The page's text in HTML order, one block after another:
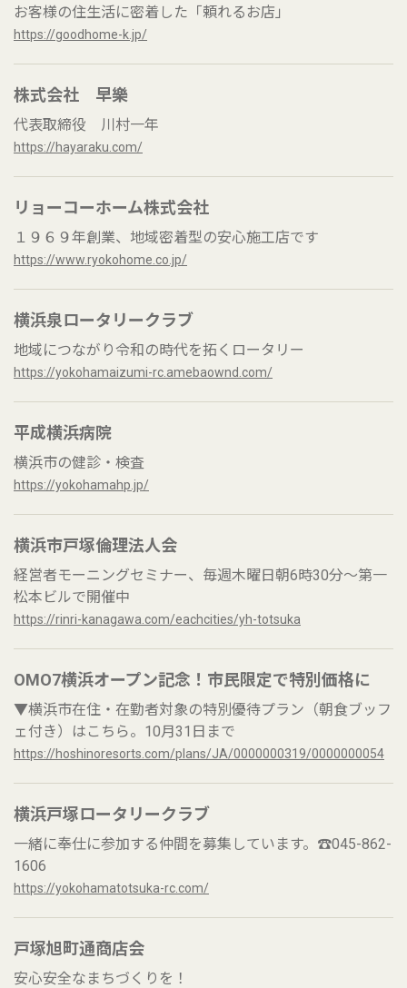
お客様の住生活に密着した「頼れるお店」
https://goodhome-k.jp/
株式会社 早樂
代表取締役 川村一年
https://hayaraku.com/
リョーコーホーム株式会社
１９６９年創業、地域密着型の安心施工店です
https://www.ryokohome.co.jp/
横浜泉ロータリークラブ
地域につながり令和の時代を拓くロータリー
https://yokohamaizumi-rc.amebaownd.com/
平成横浜病院
横浜市の健診・検査
https://yokohamahp.jp/
横浜市戸塚倫理法人会
経営者モーニングセミナー、毎週木曜日朝6時30分～第一
松本ビルで開催中
https://rinri-kanagawa.com/eachcities/yh-totsuka
OMO7横浜オープン記念！市民限定で特別価格に
▼横浜市在住・在勤者対象の特別優待プラン（朝食ブッフ
ェ付き）はこちら。10月31日まで
https://hoshinoresorts.com/plans/JA/0000000319/0000000054
横浜戸塚ロータリークラブ
一緒に奉仕に参加する仲間を募集しています。☎045-862-
1606
https://yokohamatotsuka-rc.com/
戸塚旭町通商店会
安心安全なまちづくりを！